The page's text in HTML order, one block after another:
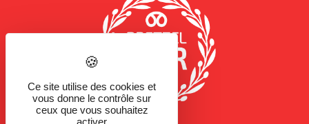
Ce site utilise des cookies et
vous donne le contrôle sur
ceux que vous souhaitez
activer